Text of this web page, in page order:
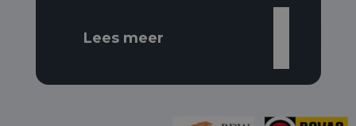
Lees meer